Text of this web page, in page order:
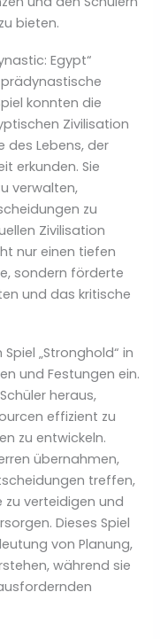
bieten.
Egypt“
konnten die
Zivilisation
des Lebens, der
erkunden. Sie
verwalten,
zu
Zivilisation
nur einen tiefen
sondern förderte
und das kritische
„Stronghold“ in
und Festungen ein.
heraus,
effizient zu
zu entwickeln.
übernahmen,
treffen,
verteidigen und
Dieses Spiel
von Planung,
während sie